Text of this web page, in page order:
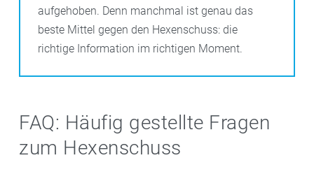
aufgehoben. Denn manchmal ist genau das
beste Mittel gegen den Hexenschuss: die
richtige Information im richtigen Moment.
FAQ: Häufig gestellte Fragen
zum Hexenschuss